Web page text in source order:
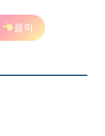
클릭